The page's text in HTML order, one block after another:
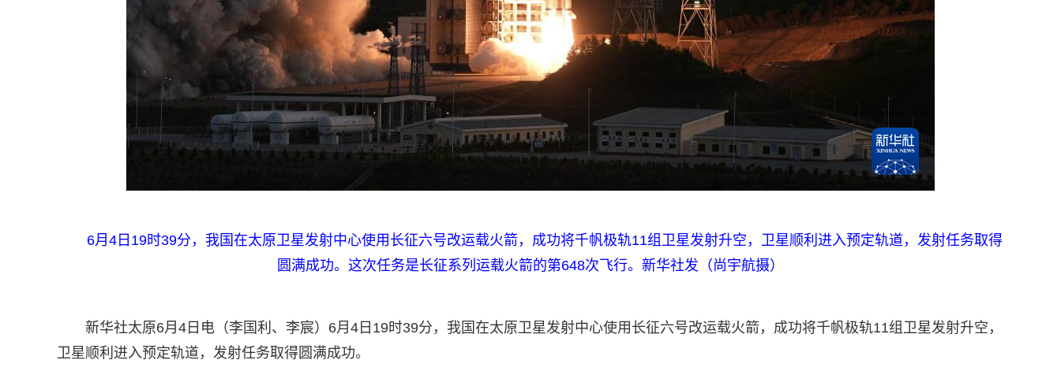
6月4日19时39分，我国在太原卫星发射中心使用长征六号改运载火箭，成功将千帆极轨11组卫星发射升空，卫星顺利进入预定轨道，发射任务取得
圆满成功。这次任务是长征系列运载火箭的第648次飞行。新华社发（尚宇航摄）
新华社太原6月4日电（李国利、李宸）6月4日19时39分，我国在太原卫星发射中心使用长征六号改运载火箭，成功将千帆极轨11组卫星发射升空，
卫星顺利进入预定轨道，发射任务取得圆满成功。